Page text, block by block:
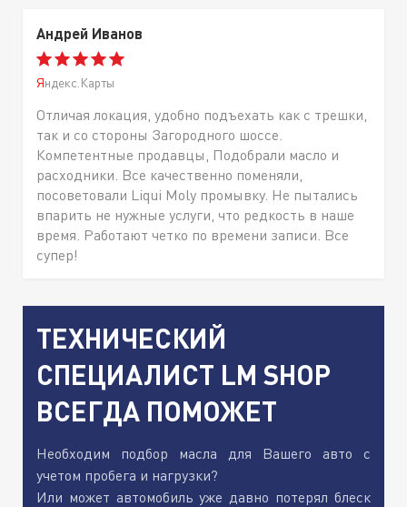
Андрей Иванов
Яндекс.Карты
Отличая локация, удобно подъехать как с трешки,
так и со стороны Загородного шоссе.
Компетентные продавцы, Подобрали масло и
расходники. Все качественно поменяли,
посоветовали Liqui Moly промывку. Не пытались
впарить не нужные услуги, что редкость в наше
время. Работают четко по времени записи. Все
супер!
ТЕХНИЧЕСКИЙ
СПЕЦИАЛИСТ LM SHOP
ВСЕГДА ПОМОЖЕТ
Необходим подбор масла для Вашего авто с
учетом пробега и нагрузки?
Или может автомобиль уже давно потерял блеск